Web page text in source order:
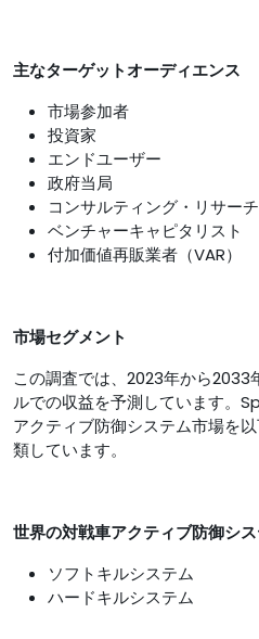
主なターゲットオーディエンス
市場参加者
投資家
エンドユーザー
政府当局
コンサルティング・リサー
ベンチャーキャピタリスト
付加価値再販業者（VAR）
市場セグメント
この調査では、2023年から2033
ルでの収益を予測しています。
アクティブ防御システム市場を
類しています。
世界の対戦車アクティブ防御シ
ソフトキルシステム
ハードキルシステム